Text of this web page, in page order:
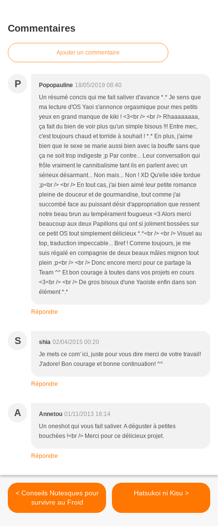
Commentaires
Ajouter un commentaire
P Popopauline 18/05/2019 08:40
Un résumé concis qui me fait saliver d'avance *.* Je sens que
ma lecture d'OS Yaoi s'annonce orgasmique pour mes petits
yeux en grand manque de kiki ! <3<br /> <br /> Rhaaaaaaaa,
ça fait du bien de voir plus qu'un simple bisous !!! Entre mec,
c'est toujours chaud et torride à souhait ! *.* En plus, j'aime
bien que le sexe se marie aussi bien avec la bouffe sans que
ça ne soit trop indigeste ;p Par contre... Leur conversation qui
frôle vraiment le cannibalisme tant ils en parlent avec un
sérieux désarmant... Non mais... Non ! XD Qu'elle idée tordue
;p<br /> <br /> En tout cas, j'ai bien aimé leur petite romance
pleine de douceur et de gourmandise, tout comme j'ai
succombé face au puissant désir d'appropriation que ressent
notre beau brun au tempérament fougueux <3 Alors merci
beaucoup aux deux Papillons qui ont si joliment bossées sur
ce petit OS tout simplement délicieux *.*<br /> <br /> Visuel au
top, traduction impeccable... Bref ! Comme toujours, je me
suis régalé en compagnie de deux beaux mâles mignon tout
plein ;p<br /> <br /> Donc encore merci pour ce partage la
Team ^^ Et bon courage à toutes dans vos projets en cours
<3<br /> <br /> De gros bisoux d'une Yaoiste enfin dans son
élément *.*
Répondre
S shia 02/04/2015 00:20
Je mets ce com' ici, juste pour vous dire merci de votre travail!
J'adore! Bon courage et bonne continuation! ^^
Répondre
A Annetou 01/11/2013 16:14
Un oneshot qui vous fait saliver. A déguster à petites
bouchées !<br /> Merci pour ce délicieux projet.
Répondre
< Conseils Nutesques pour
survivre au Froid
Hatsukoi ni Kisu >